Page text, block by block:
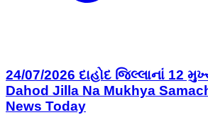
24/07/2026 દાહોદ જિલ્લાનાં 12
Dahod Jilla Na Mukhya
News Today